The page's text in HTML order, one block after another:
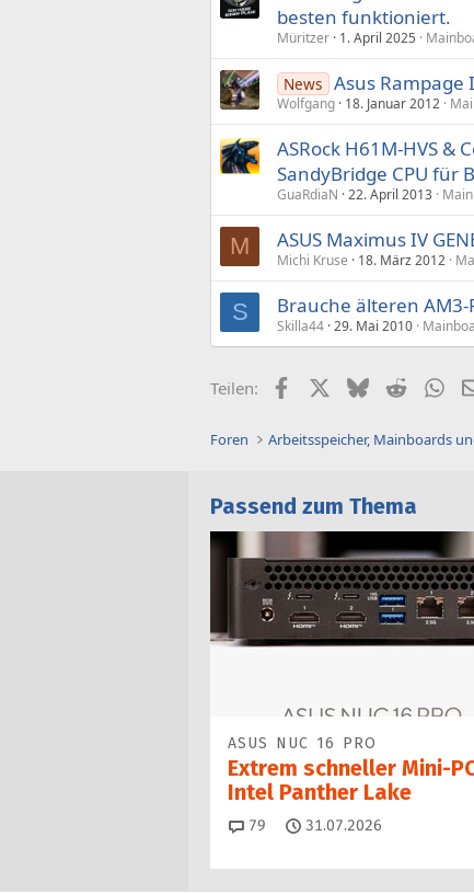
besten funktioniert.
Müritzer 1. April 2025
News Asus Rampage
Wolfgang 18. Januar 2012
ASRock H61M-HVS &
SandyBridge CPU für
GuaRdiaN 22. April 2013
M ASUS Maximus IV
Michi Kruse 18. März 2012
S Brauche älteren AM3-
Skilla44 29. Mai 2010
Teilen: FacebookX (Twitter)
BlueskyReddit
Foren Arbeitsspeicher, Mainboards
Passend zum Thema
ASUS NUC 16 PRO
Extrem schneller Mini-
Intel Panther Lake
79 Kommentare
31.07.2026